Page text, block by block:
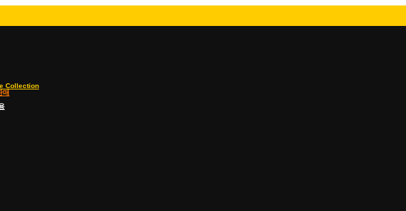
Collection
매